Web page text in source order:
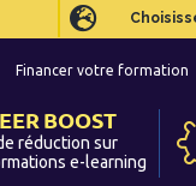
Financer votre formation
BOOST
réduction sur
e-learning
Financer votre formation
BOOST
réduction sur
e-learning